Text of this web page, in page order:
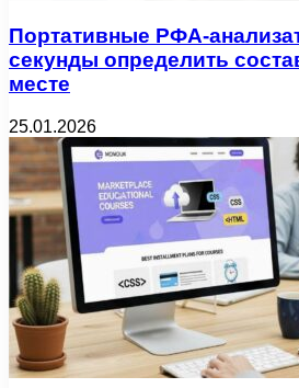
Портативные РФА-
секунды определить
месте
25.01.2026